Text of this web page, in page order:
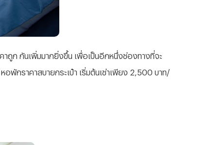
ถูก กันเพิ่มมากยิ่งขึ้น เพื่อเป็นอีกหนึ่งช่องทางที่จะ
พักราคาสบายกระเป๋า เริ่มต้นเช่าเพียง 2,500 บาท/